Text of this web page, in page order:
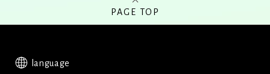
PAGE TOP
language